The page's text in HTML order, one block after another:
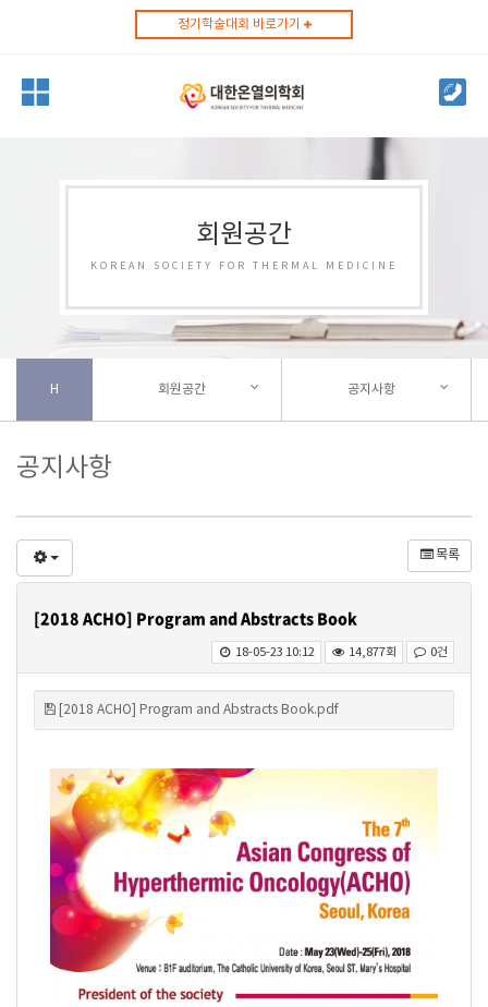
정기학술대회 바로가기
회원공간
KOREAN SOCIETY FOR THERMAL MEDICINE
H 회원공간 공지사항
공지사항
목록
[2018 ACHO] Program and Abstracts Book
18-05-23 10:12 14,877회 0건
[2018 ACHO] Program and Abstracts Book.pdf